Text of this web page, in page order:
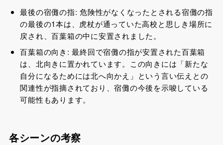
最後の宿儺の指: 危険性がなくなったとされる宿儺の指
の最後の1本は、虎杖が通っていた高校と思しき場所に
戻され、百葉箱の中に安置されました。
百葉箱の向き: 最終回で宿儺の指が安置された百葉箱
は、北向きに置かれています。この向きには「新たな
自分になるためには北へ向かえ」という言い伝えとの
関連性が指摘されており、宿儺の今後を示唆している
可能性もあります。
各シーンの考察